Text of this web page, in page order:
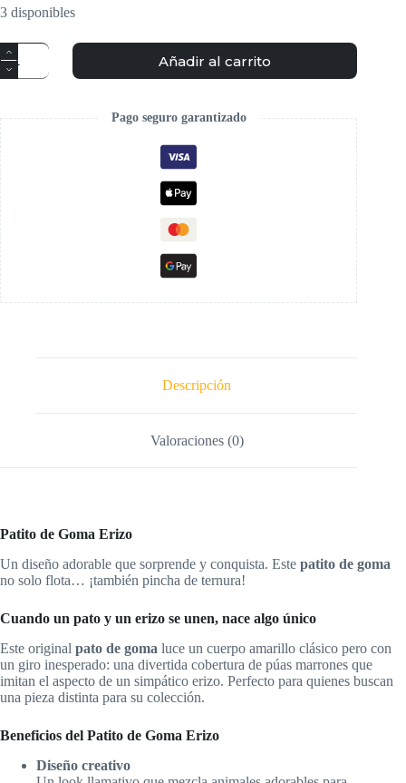
3 disponibles
Añadir al carrito
Pago seguro garantizado
Descripción
Valoraciones (0)
Patito de Goma Erizo
Un diseño adorable que sorprende y conquista. Este patito de goma
no solo flota… ¡también pincha de ternura!
Cuando un pato y un erizo se unen, nace algo único
Este original pato de goma luce un cuerpo amarillo clásico pero con
un giro inesperado: una divertida cobertura de púas marrones que
imitan el aspecto de un simpático erizo. Perfecto para quienes buscan
una pieza distinta para su colección.
Beneficios del Patito de Goma Erizo
Diseño creativo